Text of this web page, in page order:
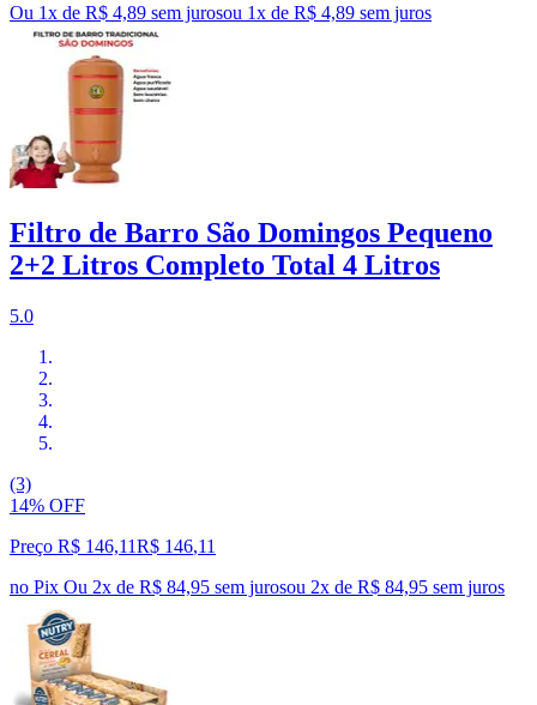
Ou 1x de R$ 4,89 sem jurosou 1x de R$ 4,89 sem juros
Filtro de Barro São Domingos Pequeno
2+2 Litros Completo Total 4 Litros
5.0
(3)
14% OFF
Preço R$ 146,11R$ 146,11
no Pix Ou 2x de R$ 84,95 sem jurosou 2x de R$ 84,95 sem juros